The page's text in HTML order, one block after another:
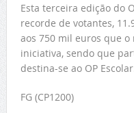
Esta terceira edição do
recorde de votantes,
aos 750 mil euros que
iniciativa, sendo que
destina-se ao OP
FG (CP1200)